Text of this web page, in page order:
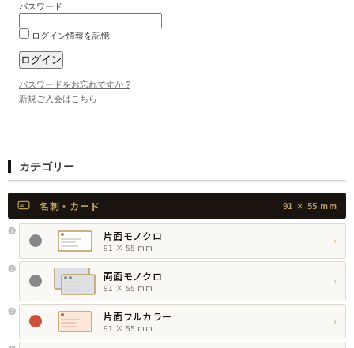
パスワード
ログイン情報を記憶
パスワードをお忘れですか ?
新規ご入会はこちら
カテゴリー
名刺・カード 91 × 55 mm
片面モノクロ
91 × 55 mm
›
両面モノクロ
91 × 55 mm
›
片面フルカラー
91 × 55 mm
›